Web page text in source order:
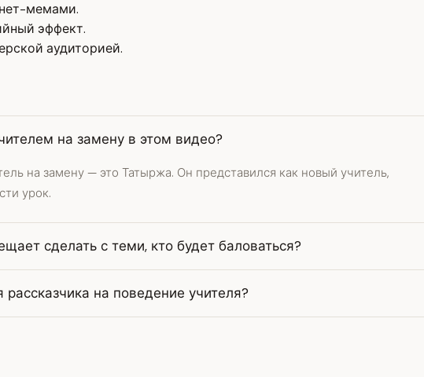
мемами.
эффект.
аудиторией.
на замену в этом видео?
на замену — это Татыржа. Он представился как новый учитель,
урок.
сделать с теми, кто будет баловаться?
рассказчика на поведение учителя?